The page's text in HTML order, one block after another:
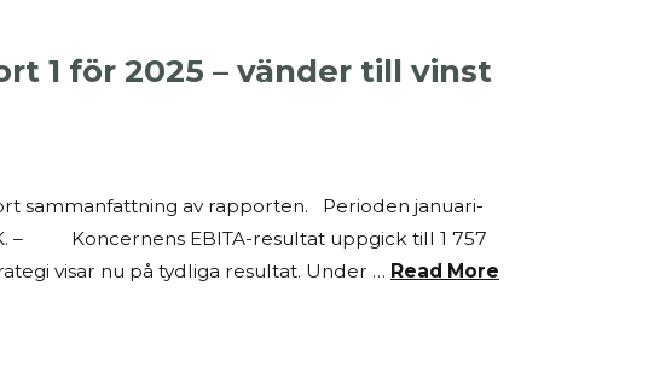
1 för 2025 – vänder till vinst
sammanfattning av rapporten. Perioden januari-
– Koncernens EBITA-resultat uppgick till 1 757
visar nu på tydliga resultat. Under … Read More